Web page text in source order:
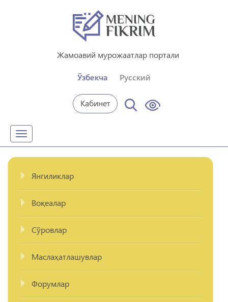
Жамоавий мурожаатлар портали
Ўзбекча Русский
Кабинет
Toggle
navigation
Янгиликлар
Воқеалар
Сўровлар
Маслаҳатлашувлар
Форумлар